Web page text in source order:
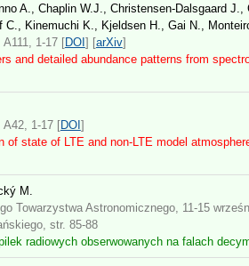
A., Chaplin W.J., Christensen-Dalsgaard J.,
C., Kinemuchi K., Kjeldsen H., Gai N.,
1-17 [DOI ] [arXiv]
and detailed abundance patterns from
1-17 [DOI ]
of state of LTE and non-LTE model
M.
Towarzystwa Astronomicznego, 11-15
str. 85-88
radiowych obserwowanych na falach